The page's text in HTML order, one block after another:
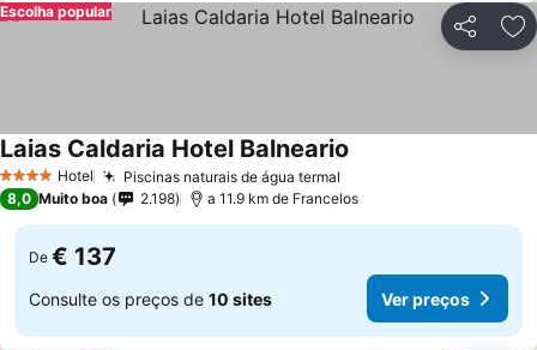
Partilhar
Escolha popular
4 EstrelasHotel Piscinas naturais de água termal
Laias Caldaria Hotel Balneario
8,0 Muito boa 2.198 a 11.9 km de Francelos
De € 137
Consulte os preços de 10 sites Ver preços